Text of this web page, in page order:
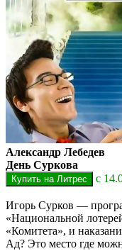
Александр Лебедев
День Суркова
с
Игорь Сурков —
«Национальной
«Комитета», и
Ад? Это место где